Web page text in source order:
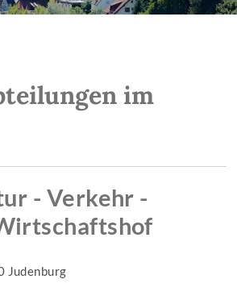
im
- Verkehr -
Judenburg